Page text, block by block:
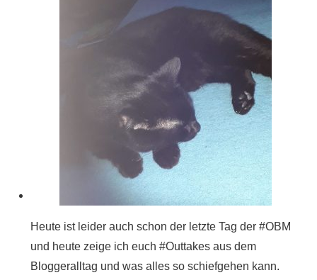
Heute ist leider auch schon der letzte Tag der #OBM
und heute zeige ich euch #Outtakes aus dem
Bloggeralltag und was alles so schiefgehen kann.